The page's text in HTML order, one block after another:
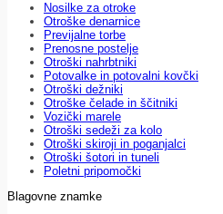
Nosilke za otroke
Otroške denarnice
Previjalne torbe
Prenosne postelje
Otroški nahrbtniki
Potovalke in potovalni kovčki
Otroški dežniki
Otroške čelade in ščitniki
Vozički marele
Otroški sedeži za kolo
Otroški skiroji in poganjalci
Otroški šotori in tuneli
Poletni pripomočki
Blagovne znamke